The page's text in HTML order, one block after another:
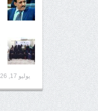
يوليو 17, 2026